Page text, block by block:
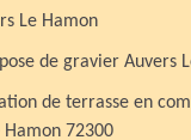
Le Hamon
de gravier Auvers
de terrasse en
Hamon 72300